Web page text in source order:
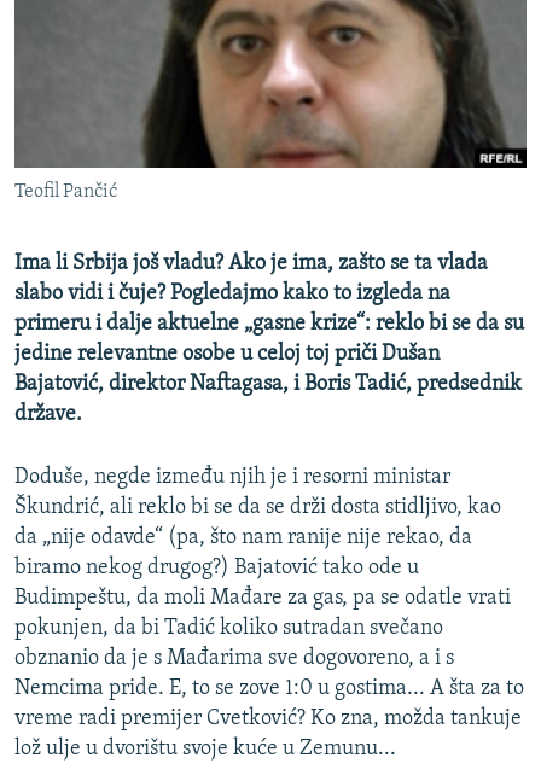
SPECIJALI RSE
VIŠE OD NASLOVA
GENOCID U SREBRENICI
TV LIBERTY
POST SCRIPTUM
MOJA EVROPA
TRI DECENIJE OD RATA U BIH
NASTANAK I RASPAD JUGOSLAVIJE
PRATITE NAS
Sve RFE/RL stranice
Teofil Pančić
Ima li Srbija još vladu? Ako je ima, zašto se ta vlada
slabo vidi i čuje? Pogledajmo kako to izgleda na
primeru i dalje aktuelne „gasne krize“: reklo bi se da su
jedine relevantne osobe u celoj toj priči Dušan
Bajatović, direktor Naftagasa, i Boris Tadić, predsednik
države.
Doduše, negde između njih je i resorni ministar
Škundrić, ali reklo bi se da se drži dosta stidljivo, kao
da „nije odavde“ (pa, što nam ranije nije rekao, da
biramo nekog drugog?) Bajatović tako ode u
Budimpeštu, da moli Mađare za gas, pa se odatle vrati
pokunjen, da bi Tadić koliko sutradan svečano
obznanio da je s Mađarima sve dogovoreno, a i s
Nemcima pride. E, to se zove 1:0 u gostima... A šta za to
vreme radi premijer Cvetković? Ko zna, možda tankuje
lož ulje u dvorištu svoje kuće u Zemunu...